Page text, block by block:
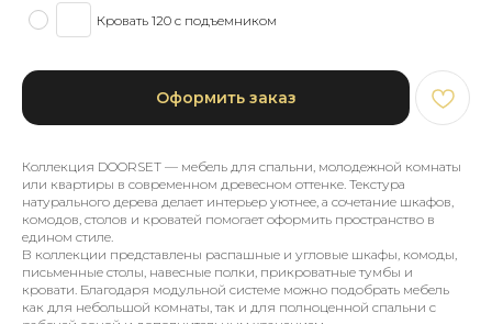
Кровать 120 с подъемником
Оформить заказ
Коллекция DOORSET — мебель для спальни, молодежной комнаты
или квартиры в современном древесном оттенке. Текстура
натурального дерева делает интерьер уютнее, а сочетание шкафов,
комодов, столов и кроватей помогает оформить пространство в
едином стиле.
В коллекции представлены распашные и угловые шкафы, комоды,
письменные столы, навесные полки, прикроватные тумбы и
кровати. Благодаря модульной системе можно подобрать мебель
как для небольшой комнаты, так и для полноценной спальни с